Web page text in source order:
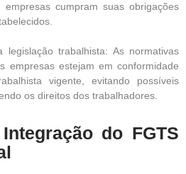
cumpram suas obrigações
legislação trabalhista: As normativas
empresas estejam em conformidade
vigente, evitando possíveis
os direitos dos trabalhadores.
do FGTS